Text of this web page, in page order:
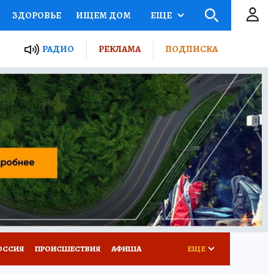
ЗДОРОВЬЕ ИЩЕМ ДОМ
ПРОЕКТЫ РОССИИ
ПУТЕВОДИТЕЛЬ
ТУРИЗМ
ПОТРЕБИТЕЛЯ ВСЕ О КП
ЕЩЕ
РАДИО РЕКЛАМА ПОДПИСКА
ПРОИСШЕСТВИЯ АФИША ЕЩЕ